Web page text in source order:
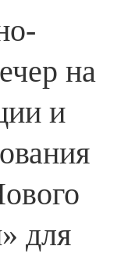
на
и
для